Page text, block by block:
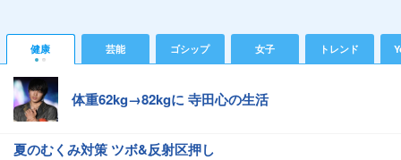
健康 芸能 ゴシップ 女子 トレンド
体重62kg→82kgに 寺田心の生活
夏のむくみ対策 ツボ&反射区押し